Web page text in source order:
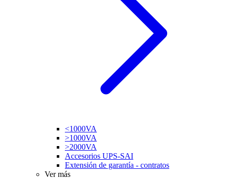
<1000VA
>1000VA
>2000VA
Accesorios UPS-SAI
Extensión de garantía - contratos
Ver más